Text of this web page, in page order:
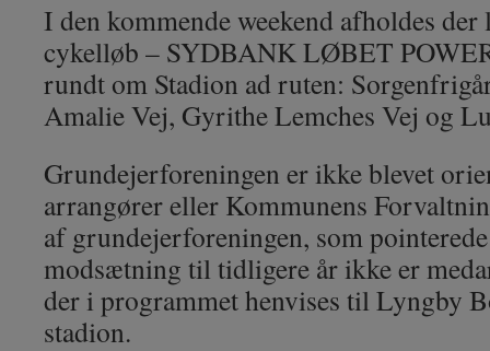
I den kommende weekend afholdes
cykelløb – SYDBANK LØBET
rundt om Stadion ad ruten:
Amalie Vej, Gyrithe Lemches Vej og
Grundejerforeningen er ikke blevet
arrangører eller Kommunens
af grundejerforeningen, som
modsætning til tidligere år ikke er
der i programmet henvises til Lyngby
stadion.